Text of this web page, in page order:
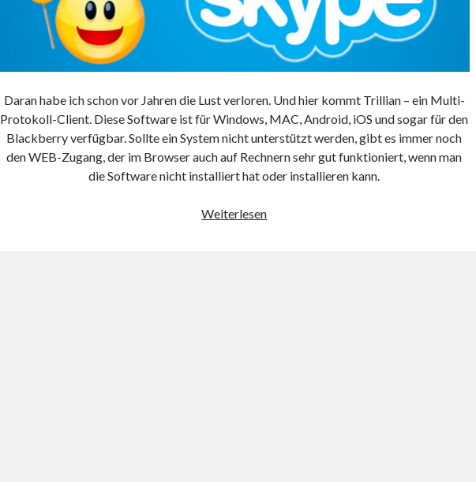
Daran habe ich schon vor Jahren die Lust verloren. Und hier kommt Trillian – ein Multi-
Protokoll-Client. Diese Software ist für Windows, MAC, Android, iOS und sogar für den
Blackberry verfügbar. Sollte ein System nicht unterstützt werden, gibt es immer noch
den WEB-Zugang, der im Browser auch auf Rechnern sehr gut funktioniert, wenn man
die Software nicht installiert hat oder installieren kann.
WeiterlesenSkype-